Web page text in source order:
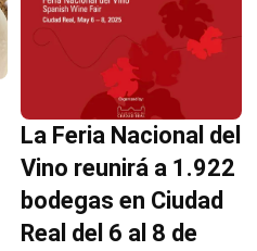
La Feria Nacional del
Vino reunirá a 1.922
bodegas en Ciudad
Real del 6 al 8 de